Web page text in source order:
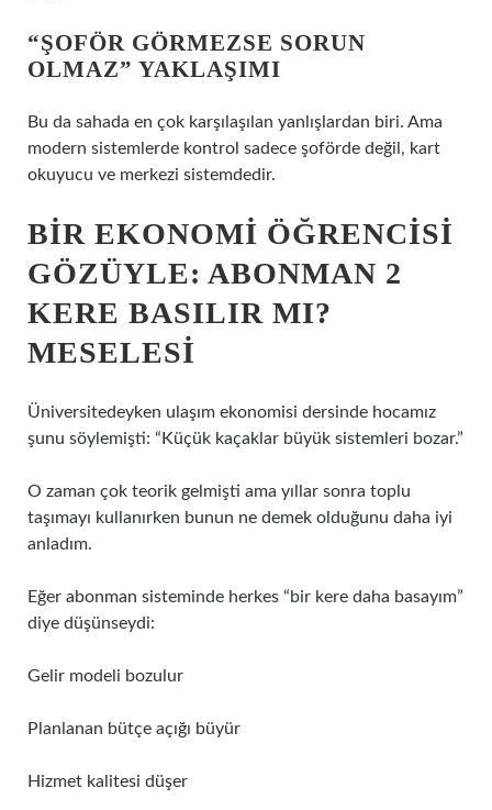
“ŞOFÖR GÖRMEZSE SORUN
OLMAZ” YAKLAŞIMI
Bu da sahada en çok karşılaşılan yanlışlardan biri. Ama
modern sistemlerde kontrol sadece şoförde değil, kart
okuyucu ve merkezi sistemdedir.
BIR EKONOMI ÖĞRENCISI
GÖZÜYLE: ABONMAN 2
KERE BASILIR MI?
MESELESI
Üniversitedeyken ulaşım ekonomisi dersinde hocamız
şunu söylemişti: “Küçük kaçaklar büyük sistemleri bozar.”
O zaman çok teorik gelmişti ama yıllar sonra toplu
taşımayı kullanırken bunun ne demek olduğunu daha iyi
anladım.
Eğer abonman sisteminde herkes “bir kere daha basayım”
diye düşünseydi:
Gelir modeli bozulur
Planlanan bütçe açığı büyür
Hizmet kalitesi düşer